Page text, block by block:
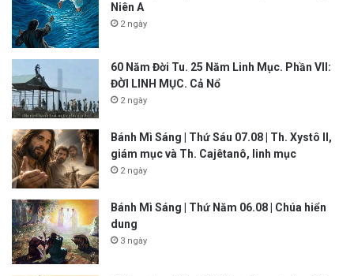
Niên A
2 ngày
60 Năm Đời Tu. 25 Năm Linh Mục. Phần VII:
ĐỜI LINH MỤC. Cả Nổ
2 ngày
Bánh Mì Sáng | Thứ Sáu 07.08 | Th. Xystô II,
giám mục và Th. Cajêtanô, linh mục
2 ngày
Bánh Mì Sáng | Thứ Năm 06.08 | Chúa hiển
dung
3 ngày